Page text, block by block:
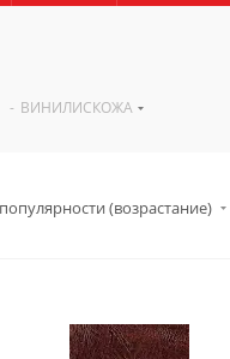
- ВИНИЛИСКОЖА
(возрастание)